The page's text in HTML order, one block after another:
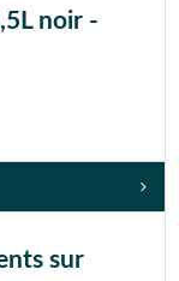
noir -
sur